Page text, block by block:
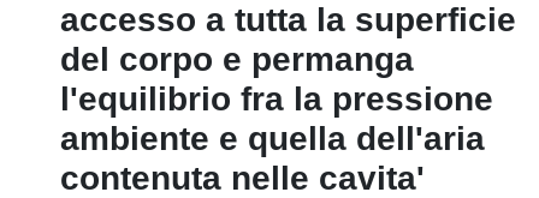
accesso a tutta la superficie
del corpo e permanga
l'equilibrio fra la pressione
ambiente e quella dell'aria
contenuta nelle cavita'